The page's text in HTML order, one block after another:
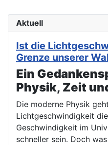
Aktuell
Ist die
Grenze unserer
Ein
Physik, Zeit
Die moderne Physik
Lichtgeschwindigkeit
Geschwindigkeit im
schneller sein. Doch